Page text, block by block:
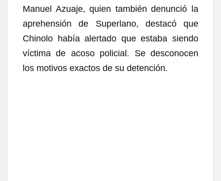
Manuel Azuaje, quien también denunció la
aprehensión de Superlano, destacó que
Chinolo había alertado que estaba siendo
víctima de acoso policial. Se desconocen
los motivos exactos de su detención.